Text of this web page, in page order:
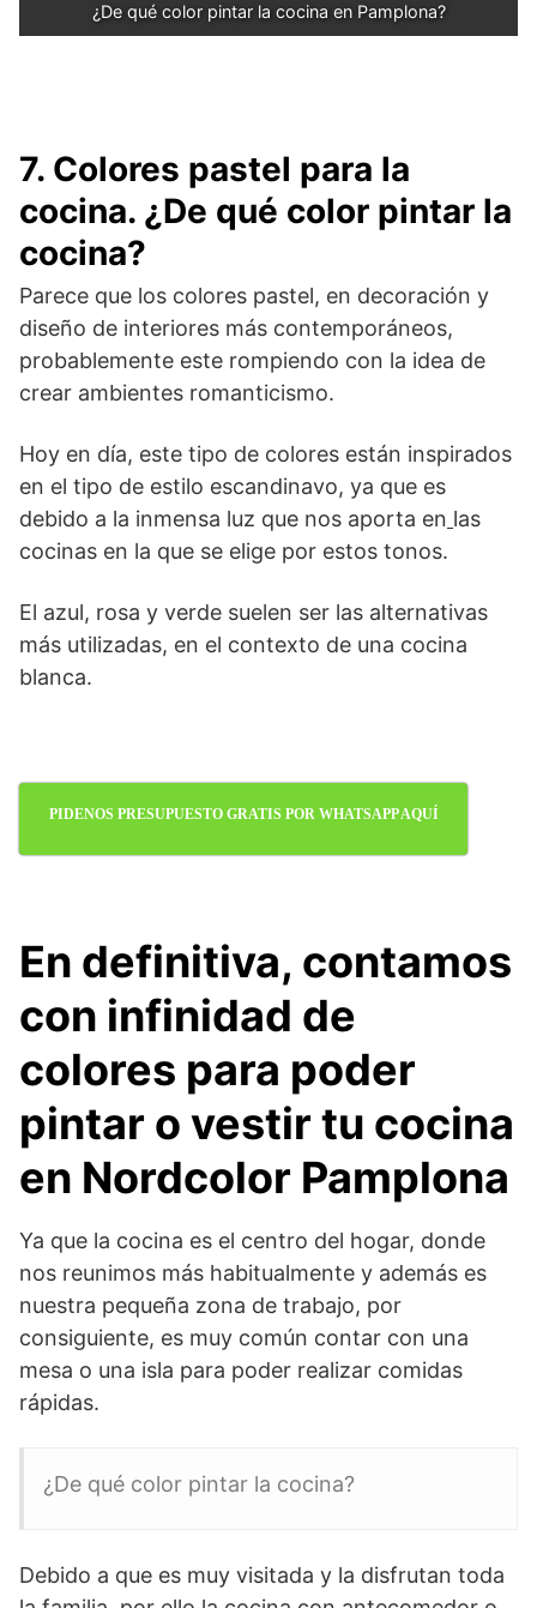
¿De qué color pintar la cocina en Pamplona?
7. Colores pastel para la
cocina. ¿De qué color pintar la
cocina?
Parece que los colores pastel, en decoración y
diseño de interiores más contemporáneos,
probablemente este rompiendo con la idea de
crear ambientes romanticismo.
Hoy en día, este tipo de colores están inspirados
en el tipo de estilo escandinavo, ya que es
debido a la inmensa luz que nos aporta en las
cocinas en la que se elige por estos tonos.
El azul, rosa y verde suelen ser las alternativas
más utilizadas, en el contexto de una cocina
blanca.
PIDENOS PRESUPUESTO GRATIS POR WHATSAPP AQUÍ
En definitiva, contamos
con infinidad de
colores para poder
pintar o vestir tu cocina
en Nordcolor Pamplona
Ya que la cocina es el centro del hogar, donde
nos reunimos más habitualmente y además es
nuestra pequeña zona de trabajo, por
consiguiente, es muy común contar con una
mesa o una isla para poder realizar comidas
rápidas.
¿De qué color pintar la cocina?
Debido a que es muy visitada y la disfrutan toda